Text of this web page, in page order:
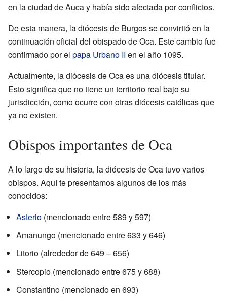
en la ciudad de Auca y había sido afectada por conflictos.
De esta manera, la diócesis de Burgos se convirtió en la
continuación oficial del obispado de Oca. Este cambio fue
confirmado por el papa Urbano II en el año 1095.
Actualmente, la diócesis de Oca es una diócesis titular.
Esto significa que no tiene un territorio real bajo su
jurisdicción, como ocurre con otras diócesis católicas que
ya no existen.
Obispos importantes de Oca
A lo largo de su historia, la diócesis de Oca tuvo varios
obispos. Aquí te presentamos algunos de los más
conocidos:
Asterio (mencionado entre 589 y 597)
Amanungo (mencionado entre 633 y 646)
Litorio (alrededor de 649 – 656)
Stercopio (mencionado entre 675 y 688)
Constantino (mencionado en 693)